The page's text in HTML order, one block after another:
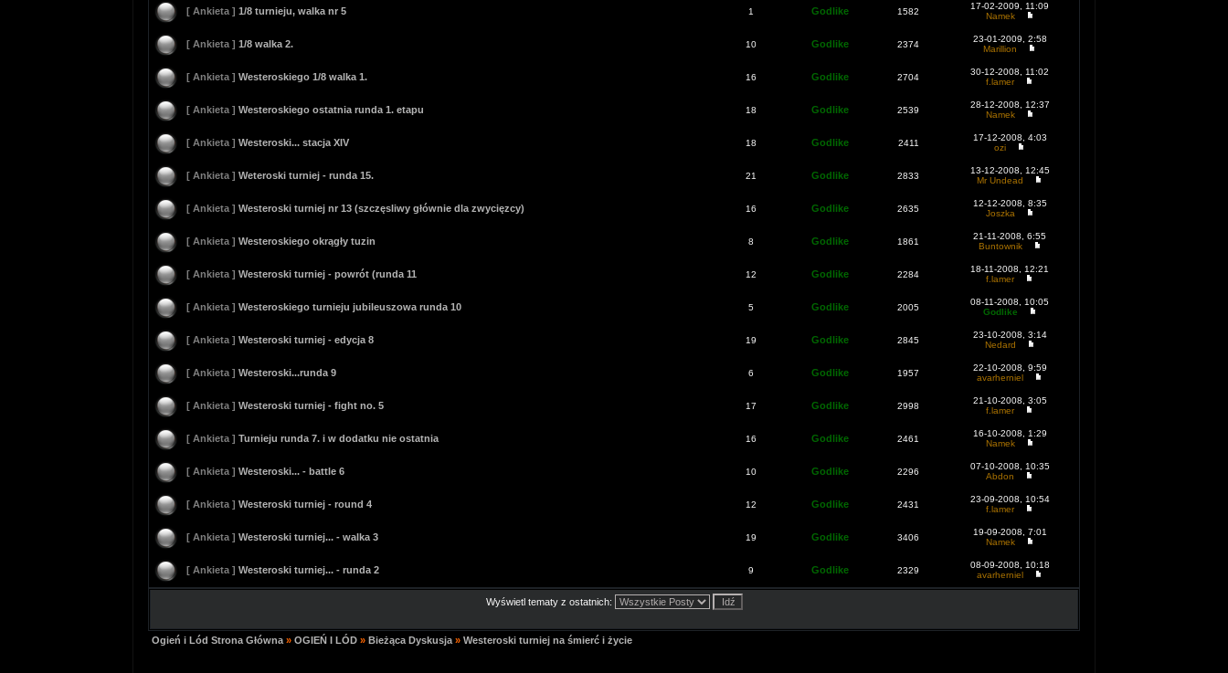
[ Ankieta ] 1/8 turnieju, walka nr 5 1 Godlike 1582
17-02-2009, 11:09
Namek
[ Ankieta ] 1/8 walka 2. 10 Godlike 2374
23-01-2009, 2:58
Marillion
[ Ankieta ] Westeroskiego 1/8 walka 1. 16 Godlike 2704
30-12-2008, 11:02
f.lamer
[ Ankieta ] Westeroskiego ostatnia runda 1. etapu 18 Godlike 2539
28-12-2008, 12:37
Namek
[ Ankieta ] Westeroski... stacja XIV 18 Godlike 2411
17-12-2008, 4:03
ozi
[ Ankieta ] Weteroski turniej - runda 15. 21 Godlike 2833
13-12-2008, 12:45
Mr Undead
[ Ankieta ] Westeroski turniej nr 13 (szczęsliwy głównie dla zwycięzcy) 16 Godlike 2635
12-12-2008, 8:35
Joszka
[ Ankieta ] Westeroskiego okrągły tuzin 8 Godlike 1861
21-11-2008, 6:55
Buntownik
[ Ankieta ] Westeroski turniej - powrót (runda 11 12 Godlike 2284
18-11-2008, 12:21
f.lamer
[ Ankieta ] Westeroskiego turnieju jubileuszowa runda 10 5 Godlike 2005
08-11-2008, 10:05
Godlike
[ Ankieta ] Westeroski turniej - edycja 8 19 Godlike 2845
23-10-2008, 3:14
Nedard
[ Ankieta ] Westeroski...runda 9 6 Godlike 1957
22-10-2008, 9:59
avarherniel
[ Ankieta ] Westeroski turniej - fight no. 5 17 Godlike 2998
21-10-2008, 3:05
f.lamer
[ Ankieta ] Turnieju runda 7. i w dodatku nie ostatnia 16 Godlike 2461
16-10-2008, 1:29
Namek
[ Ankieta ] Westeroski... - battle 6 10 Godlike 2296
07-10-2008, 10:35
Abdon
[ Ankieta ] Westeroski turniej - round 4 12 Godlike 2431
23-09-2008, 10:54
f.lamer
[ Ankieta ] Westeroski turniej... - walka 3 19 Godlike 3406
19-09-2008, 7:01
Namek
[ Ankieta ] Westeroski turniej... - runda 2 9 Godlike 2329
08-09-2008, 10:18
avarherniel
Wyświetl tematy z ostatnich:
Ogień i Lód Strona Główna » OGIEŃ I LÓD » Bieżąca Dyskusja » Westeroski turniej na śmierć i życie